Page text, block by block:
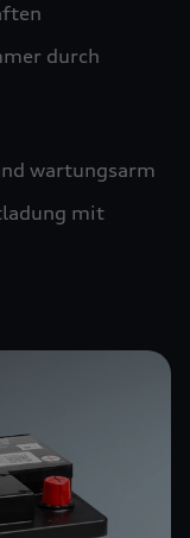
durch
wartungsarm
mit